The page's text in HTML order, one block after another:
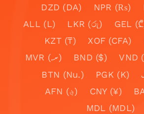
DZD (DA)
NPR (₨)
ALL (L)
LKR (රු) GEL
KZT (₸)
XOF (CFA)
MVR (.ރ)
BND ($) VND
BTN (Nu.)
PGK (K)
AFN (؋)
CNY (¥)
MDL (MDL)